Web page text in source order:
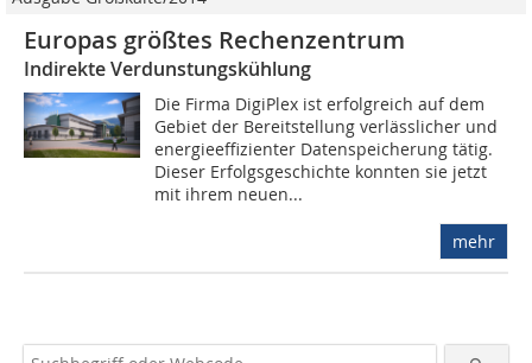
Europas größtes Rechenzentrum
Indirekte Verdunstungskühlung
Die Firma DigiPlex ist erfolgreich auf dem
Gebiet der Bereitstellung verlässlicher und
energieeffizienter Datenspeicherung tätig.
Dieser Erfolgsgeschichte konnten sie jetzt
mit ihrem neuen...
mehr